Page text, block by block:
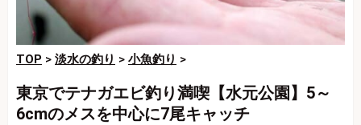
TOP > 淡水の釣り > 小魚釣り >
東京でテナガエビ釣り満喫【水元公園】5～
6cmのメスを中心に7尾キャッチ